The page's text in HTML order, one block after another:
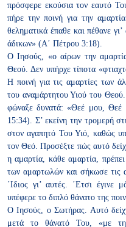
πρόσφερε εκούσια τον εαυτό
πήρε την ποινή για την
θεληματικά έπαθε και πέθανε
άδικων» (Α΄ Πέτρου 3:18).
Ο Ιησούς, «ο αίρων την
Θεού. Δεν υπήρχε τίποτα
Η ποινή για τις αμαρτίες των
του αναμάρτητου Υιού του
φώναξε δυνατά: «Θεέ μου, Θεέ
15:34). Σ’ εκείνη την τρομερή
στον αγαπητό Του Υιό, καθώς
τον Θεό. Προσέξτε πώς αυτό
η αμαρτία, κάθε αμαρτία,
των αμαρτωλών και σήκωσε τις
΄Ιδιος γι’ αυτές. ΄Ετσι
υπέφερε το διπλό θάνατο της
Ο Ιησούς, ο Σωτήρας. Αυτό
μετά το θάνατό Του, «με